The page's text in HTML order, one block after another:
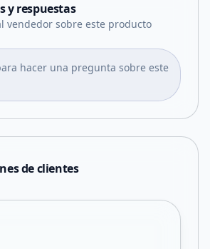
y respuestas
vendedor sobre este producto
hacer una pregunta sobre este
de clientes